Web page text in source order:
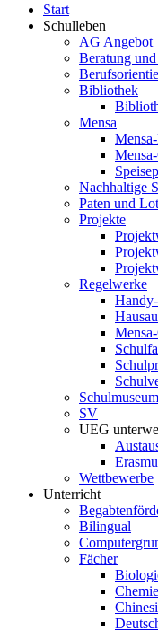
Start
Schulleben
AG Angebot
Beratung
Bibliothek
Mensa
Nachhaltige
Paten und
Projekte
Regelwerke
Schulmuseum
SV
UEG
Wettbewerbe
Unterricht
Bilingual
Fächer
Chemie